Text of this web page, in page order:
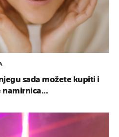
sada možete kupiti i
namirnica...